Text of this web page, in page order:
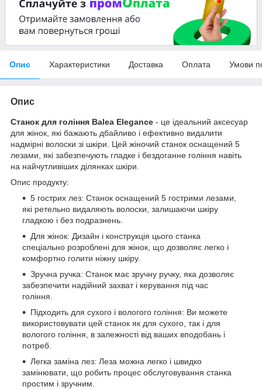
Опис Характеристики Доставка Оплата Умови
Опис
Станок для гоління Balea Elegance - це ідеальний аксесуар
для жінок, які бажають дбайливо і ефективно видалити
надмірні волоски зі шкіри. Цей жіночий станок оснащений 5
лезами, які забезпечують гладке і бездоганне гоління навіть
на найчутливіших ділянках шкіри.
Опис продукту:
5 гострих лез: Станок оснащений 5 гострими лезами,
які ретельно видаляють волоски, залишаючи шкіру
гладкою і без подразнень.
Для жінок: Дизайн і конструкція цього станка
спеціально розроблені для жінок, що дозволяє легко і
комфортно голити ніжну шкіру.
Зручна ручка: Станок має зручну ручку, яка дозволяє
забезпечити надійний захват і керування під час
гоління.
Підходить для сухого і вологого гоління: Ви можете
використовувати цей станок як для сухого, так і для
вологого гоління, в залежності від ваших вподобань і
потреб.
Легка заміна лез: Леза можна легко і швидко
замінювати, що робить процес обслуговування станка
простим і зручним.